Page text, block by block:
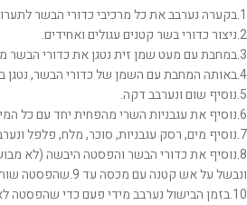
1.בקערה נערבב את כל מרכיבי כדורי הבשר לתערובת אחידה.
2.ניצור כדורי בשר קטנים עגולים ואחידים.
3.במחבת עם מעט שמן זית נטגן את כדורי הבשר מכל הצדדים ונניח בצד.
4.באותה המחבת עם השמן של כדורי הבשר, נטגן בצל עד הזהבה קלה.
5.נוסיף שום ונערבב דקה.
6.נוסיף את עגבניות השרי מהפחית יחד עם כל המיץ.
7.נוסיף מים, רסק עגבניות, סוכר, מלח, פלפל ונערבב טוב לאיחוד ורתיחה.
8.נוסיף את כדורי הבשר והפסטה היבשה (לא
ונבשל על אש קטנה עם מכסה עד 9.שהפסטה שותה את כל הרוטב.
10.בזמן הבישול נערבב מידי פעם כדי שהפסטה לא תדבק לתחתית.